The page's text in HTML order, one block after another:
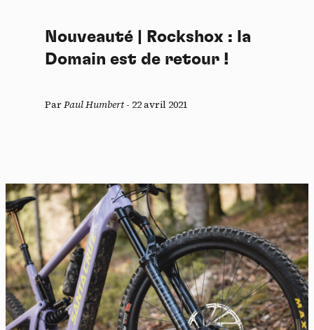
Nouveauté | Rockshox : la
Domain est de retour !
ParPaul Humbert- 22 avril 2021